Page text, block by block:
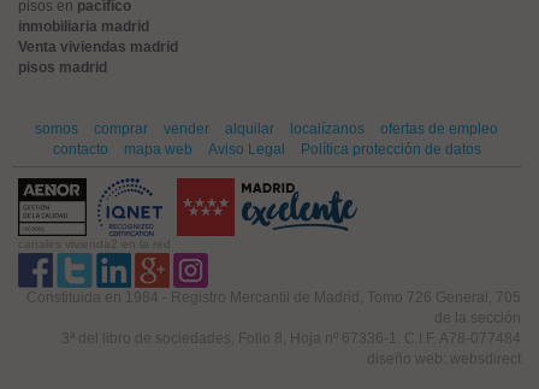
pisos en pacífico
inmobiliaria madrid
Venta viviendas madrid
pisos madrid
somos comprar vender alquilar localízanos
ofertas de empleo
contacto
mapa web Aviso Legal Política protección de datos
canales vivienda2 en la red
Constituida en 1984 - Registro Mercantil de Madrid, Tomo 726 General, 705
de la sección
3ª del libro de sociedades, Folio 8, Hoja nº 67336-1. C.I.F. A78-077484
diseño web: websdirect